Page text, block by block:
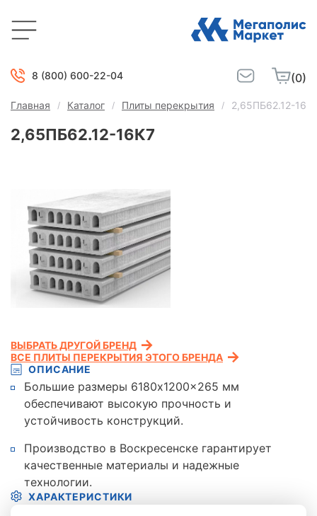
8 (800) 600-22-04 (0)
Главная Каталог Плиты перекрытия 2,65ПБ62.12-
2,65ПБ62.12-16К7
ОПИСАНИЕ
Большие размеры 6180x1200x265 мм
обеспечивают высокую прочность и
устойчивость конструкций.
Производство в Воскресенске гарантирует
качественные материалы и надежные
технологии.
ХАРАКТЕРИСТИКИ
ВЫБРАТЬ ДРУГОЙ БРЕНД
ВСЕ ПЛИТЫ ПЕРЕКРЫТИЯ ЭТОГО БРЕНДА